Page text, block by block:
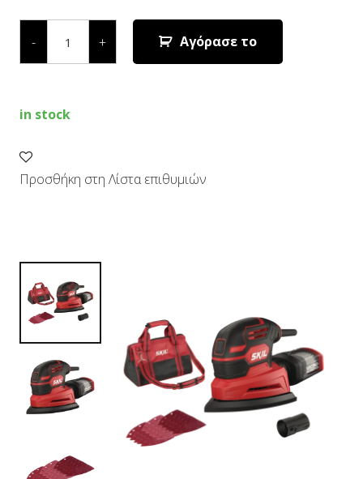
-
ΤΡΙΒΕΙΟ
ΔΕΛΤΑ
7260
DA
+ Αγόρασε το
in stock
Προσθήκη στη Λίστα επιθυμιών